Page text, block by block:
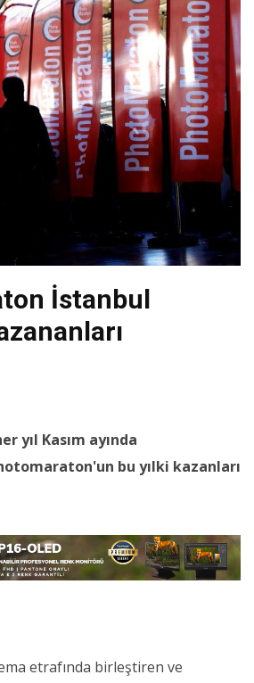
İstanbul
yıl Kasım ayında
bu yılki kazanları
etrafında birleştiren ve